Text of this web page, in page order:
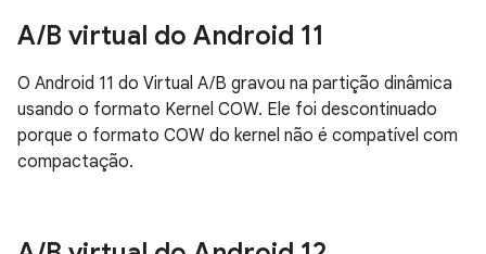
A/B virtual do Android 11
O Android 11 do Virtual A/B gravou na partição dinâmica
usando o formato Kernel COW. Ele foi descontinuado
porque o formato COW do kernel não é compatível com
compactação.